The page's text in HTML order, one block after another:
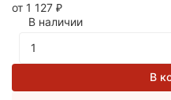
от 1 127 ₽
В наличии
В